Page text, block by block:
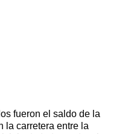
fueron el saldo de la
la carretera entre la